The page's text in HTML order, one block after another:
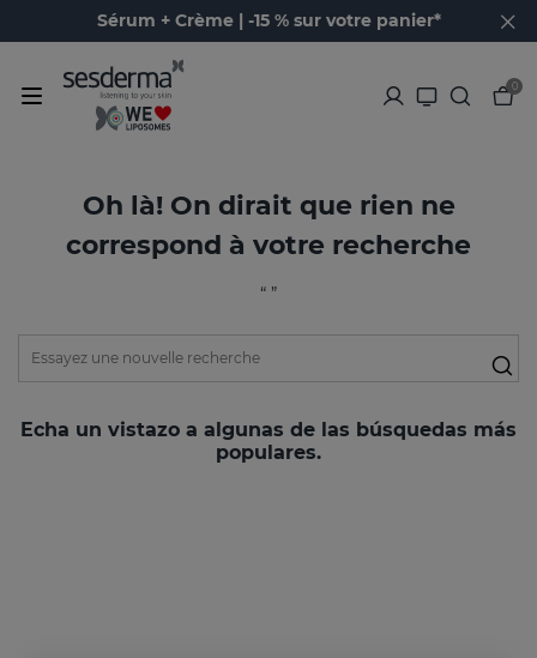
Sérum + Crème | -15 % sur votre panier*
0
Oh là! On dirait que rien ne
correspond à votre recherche
“ ”
Echa un vistazo a algunas de las búsquedas más
populares.